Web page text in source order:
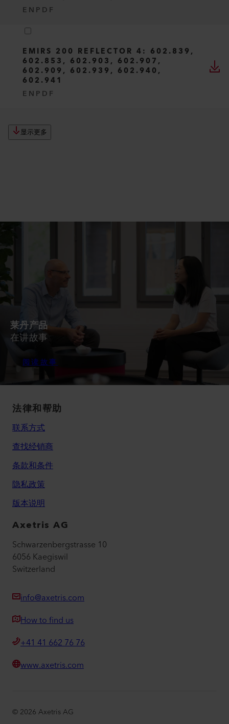
EN PDF
EMIRS 200 REFLECTOR 4: 602.839,
602.853, 602.903, 602.907,
602.909, 602.939, 602.940,
602.941
EN PDF
显示更多
莱丹产品
在讲故事
阅读故事
法律和帮助
联系方式
查找经销商
条款和条件
隐私政策
版本说明
Axetris AG
Schwarzenbergstrasse 10
6056 Kaegiswil
Switzerland
info@axetris.com
How to find us
+41 41 662 76 76
www.axetris.com
© 2026 Axetris AG